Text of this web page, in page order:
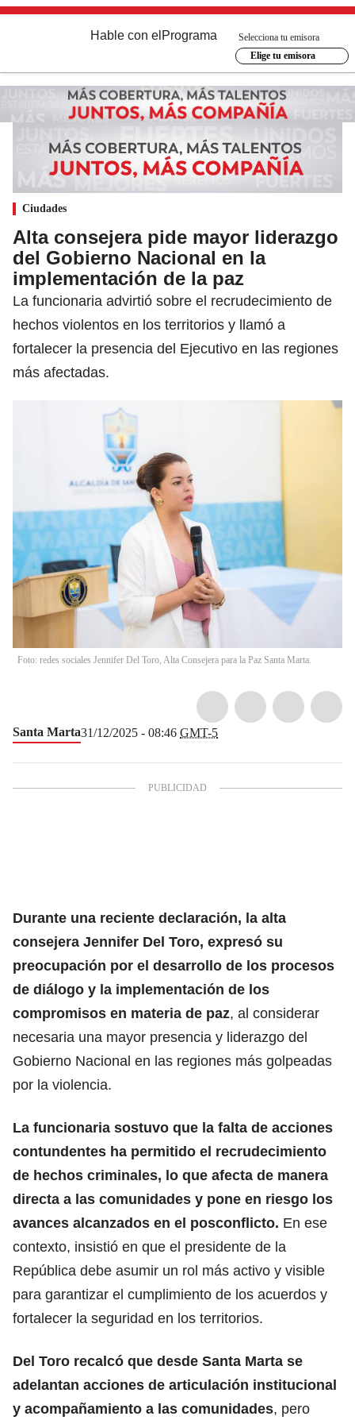
Hable con el Programa
Selecciona tu emisora
Elige tu emisora
Ciudades
Alta consejera pide mayor liderazgo
del Gobierno Nacional en la
implementación de la paz
La funcionaria advirtió sobre el recrudecimiento de
hechos violentos en los territorios y llamó a
fortalecer la presencia del Ejecutivo en las regiones
más afectadas.
Foto: redes sociales Jennifer Del Toro, Alta Consejera para la Paz Santa Marta.
Santa Marta31/12/2025 - 08:46 GMT-5
Durante una reciente declaración, la alta
consejera Jennifer Del Toro, expresó su
preocupación por el desarrollo de los procesos
de diálogo y la implementación de los
compromisos en materia de paz, al considerar
necesaria una mayor presencia y liderazgo del
Gobierno Nacional en las regiones más golpeadas
por la violencia.
La funcionaria sostuvo que la falta de acciones
contundentes ha permitido el recrudecimiento
de hechos criminales, lo que afecta de manera
directa a las comunidades y pone en riesgo los
avances alcanzados en el posconflicto. En ese
contexto, insistió en que el presidente de la
República debe asumir un rol más activo y visible
para garantizar el cumplimiento de los acuerdos y
fortalecer la seguridad en los territorios.
Del Toro recalcó que desde Santa Marta se
adelantan acciones de articulación institucional
y acompañamiento a las comunidades, pero